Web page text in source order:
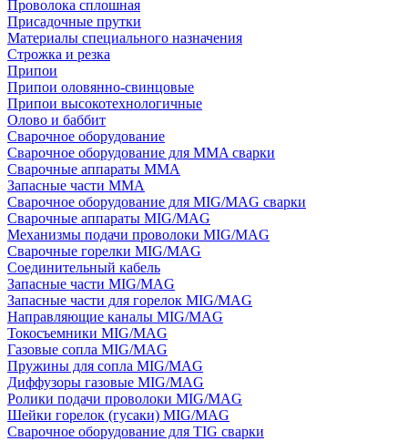
Проволока сплошная
Присадочные прутки
Материалы специального назначения
Строжка и резка
Припои
Припои оловянно-свинцовые
Припои высокотехнологичные
Олово и баббит
Сварочное оборудование
Сварочное оборудование для MMA сварки
Сварочные аппараты MMA
Запасные части MMA
Сварочное оборудование для MIG/MAG сварки
Сварочные аппараты MIG/MAG
Механизмы подачи проволоки MIG/MAG
Сварочные горелки MIG/MAG
Соединительный кабель
Запасные части MIG/MAG
Запасные части для горелок MIG/MAG
Направляющие каналы MIG/MAG
Токосъемники MIG/MAG
Газовые сопла MIG/MAG
Пружины для сопла MIG/MAG
Диффузоры газовые MIG/MAG
Ролики подачи проволоки MIG/MAG
Шейки горелок (гусаки) MIG/MAG
Сварочное оборудование для TIG сварки